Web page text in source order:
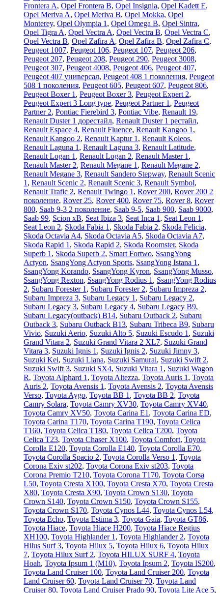
Frontera A, Opel Frontera B, Opel Insignia, Opel Kadett E,
Opel Meriva A, Opel Meriva B, Opel Mokka, Opel
Monterey, Opel Olympia 1 , Opel Omega B, Opel Sintra,
Opel Tigra A, Opel Vectra A, Opel Vectra B, Opel Vectra C,
Opel Vectra В, Opel Zafira A, Opel Zafira B, Opel Zafira C,
Peugeot 1007, Peugeot 106, Peugeot 107, Peugeot 206,
Peugeot 207, Peugeot 208, Peugeot 290, Peugeot 3008,
Peugeot 307, Peugeot 4008, Peugeot 406, Peugeot 407,
Peugeot 407 универсал, Peugeot 408 1 поколения, Peugeot
508 1 поколения, Peugeot 605, Peugeot 607, Peugeot 806,
Peugeot Boxer 1 , Peugeot Boxer 3, Peugeot Expert 2,
Peugeot Expert 3 Long type, Peugeot Partner 1 , Peugeot
Partner 2, Pontiac Fierebird 3, Pontiac Vibe, Renault 19,
Renault Duster 1 дорестайл, Renault Duster 1 рестайл,
Renault Espace 4, Renault Fluence, Renault Kangoo 1 ,
Renault Kangoo 2, Renault Kaptur 1 , Renault Koleos,
Renault Laguna 1 , Renault Laguna 3, Renault Latitude,
Renault Logan 1 , Renault Logan 2, Renault Master 1 ,
Renault Master 2, Renault Megane 1 , Renault Megane 2,
Renault Megane 3, Renault Sandero Stepway, Renault Scenic
1 , Renault Scenic 2, Renault Scenic 3, Renault Symbol,
Renault Trafic 2, Renault Twingo 1 , Rover 200, Rover 200 2
поколение, Rover 25, Rover 400, Rover 75, Rover 8, Rover
800, Saab 9-3 2 поколение, Saab 9-5, Saab 900, Saab 9000,
Saab 99, Scion xB, Seat Ibiza 3, Seat Inca 1 , Seat Leon 1 ,
Seat Leon 2, Skoda Fabia 1 , Skoda Fabia 2, Skoda Felicia,
Skoda Octavia A4, Skoda Octavia A5, Skoda Octavia A7,
Skoda Rapid 1 , Skoda Rapid 2, Skoda Roomster, Skoda
Superb 1 , Skoda Superb 2, Smart Fortwo, SsangYong
Actyon, SsangYong Actyon Sports, SsangYong Istana 1 ,
SsangYong Korando, SsangYong Kyron, SsangYong Musso,
SsangYong Rexton, SsangYong Rodius 1 , SsangYong Rodius
2, Subaru Forester 1 , Subaru Forester 2, Subaru Impreza 2,
Subaru Impreza 3, Subaru Legacy 1 , Subaru Legacy 2,
Subaru Legacy 3, Subaru Legacy 4, Subaru Legacy B9,
Subaru Legacy(outback) B14, Subaru Outback 2, Subaru
Outback 3, Subaru Outback B13, Subaru Tribeca B9, Subaru
Vivio, Suzuki Aerio, Suzuki Alto 5, Suzuki Escudo 1 , Suzuki
Grand Vitara 2, Suzuki Grand Vitara 2 XL7, Suzuki Grand
Vitara 3, Suzuki Ignis 1 , Suzuki Ignis 2, Suzuki Jimny 3,
Suzuki Kei, Suzuki Liana, Suzuki Samurai, Suzuki Swift 2,
Suzuki Swift 3, Suzuki SX4, Suzuki Vitara 1 , Suzuki Wagon
R, Toyota Alphard 1 , Toyota Altezza, Toyota Auris 1 , Toyota
Auris 2, Toyota Avensis 1 , Toyota Avensis 2, Toyota Avensis
Verso, Toyota Aygo, Toyota BB 1 , Toyota BB 2, Toyota
Camry Solara, Toyota Camry XV30, Toyota Camry XV40,
Toyota Camry XV50, Toyota Carina E1 , Toyota Carina ED,
Toyota Carina T170, Toyota Carina T190, Toyota Celica
T160, Toyota Celica T180, Toyota Celica T200, Toyota
Celica T23, Toyota Chaser X100, Toyota Comfort, Toyota
Corolla E120, Toyota Corolla E140, Toyota Corolla E70,
Toyota Corolla Spacio 2, Toyota Corolla Verso 1 , Toyota
Corona Exiv st202, Toyota Corona Exiv st203, Toyota
Corona Premio T210, Toyota Corona T170, Toyota Corsa
L50, Toyota Cresta X100, Toyota Cresta X70, Toyota Cresta
X80, Toyota Cresta X90, Toyota Crown S130, Toyota
Crown S140, Toyota Crown S150, Toyota Crown S155,
Toyota Crown S170, Toyota Cynos L44, Toyota Cynos L54,
Toyota Echo, Toyota Estima 3, Toyota Gaia, Toyota GT86,
Toyota Hiace, Toyota Hiace H200, Toyota Hiace Regius
XH100, Toyota Highlander 1 , Toyota Highlander 2, Toyota
Hilus Surf 3, Toyota Hilux 5, Toyota Hilux 6, Toyota Hilux
7, Toyota Hilux Surf 2, Toyota HILUX SURF 4, Toyota
Hoah, Toyota Ipsum 1 (М10), Toyota Ipsum 2, Toyota IS200,
Toyota Land Cruiser 100, Toyota Land Cruiser 200, Toyota
Land Cruiser 60, Toyota Land Cruiser 70, Toyota Land
Cruiser 80, Toyota Land Cruiser Prado 90, Toyota Lite Ace 5,